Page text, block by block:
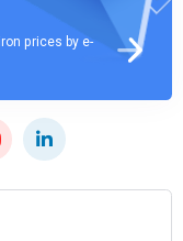
prices by e-